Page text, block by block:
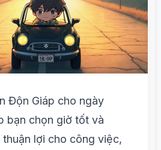
Độn Giáp cho ngày
bạn chọn giờ tốt và
thuận lợi cho công việc,